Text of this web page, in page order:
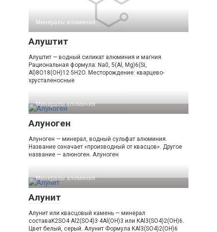
Минералы алюминия‎
Алуштит
Алуштит — водный силикат алюминия и магния.
Рациональная формула: Na0, 5(Al, Mg)6(Si,
Al)8O18(OH)12·5H2O. Месторождение: кварцево-
хрусталеносные
Минералы алюминия‎
Алуноген
Алуноген — минерал, водный сульфат алюминия.
Название означает «производный от квасцов». Другое
название — алюноген. Алуноген
Минералы алюминия‎
Алунит
Алунит или квасцовый камень — минерал
составаK2SO4·Al2(SO4)3·4Al(OH)3 или KAl3(SO4)2(OH)6.
Цвет белый, серый. Алунит Формула KAl3(SO4)2(OH)6